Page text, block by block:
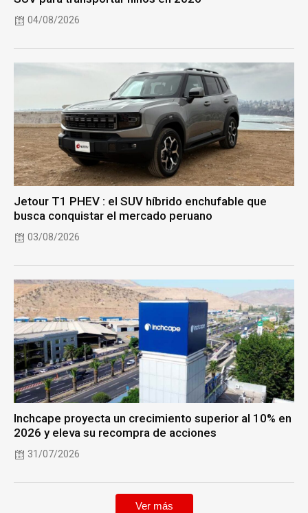
04/08/2026
Jetour T1 PHEV : el SUV híbrido enchufable que
busca conquistar el mercado peruano
03/08/2026
Inchcape proyecta un crecimiento superior al 10% en
2026 y eleva su recompra de acciones
31/07/2026
Ver más